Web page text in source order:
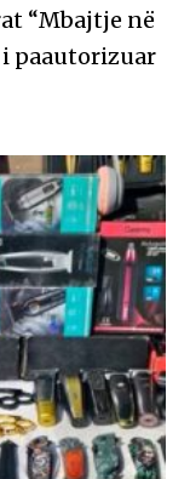
“Mbajtje në
paautorizuar